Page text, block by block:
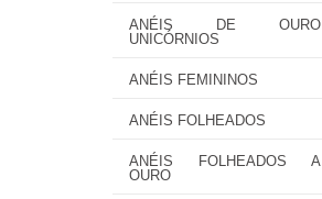
ANÉIS DE OURO
UNICÓRNIOS
ANÉIS FEMININOS
ANÉIS FOLHEADOS
ANÉIS FOLHEADOS A
OURO